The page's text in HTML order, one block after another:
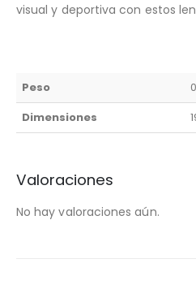
visual y deportiva con estos
Peso
Dimensiones
Valoraciones
No hay valoraciones aún.